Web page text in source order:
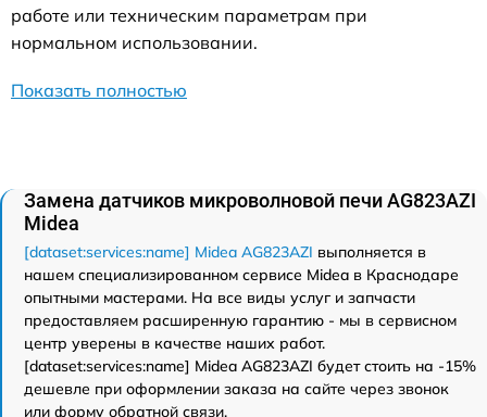
работе или техническим параметрам при
нормальном использовании.
Показать полностью
Замена датчиков микроволновой печи AG823AZI
Midea
[dataset:services:name] Midea AG823AZI выполняется в
нашем специализированном сервисе Midea в Краснодаре
опытными мастерами. На все виды услуг и запчасти
предоставляем расширенную гарантию - мы в сервисном
центр уверены в качестве наших работ.
[dataset:services:name] Midea AG823AZI будет стоить на -15%
дешевле при оформлении заказа на сайте через звонок
или форму обратной связи.